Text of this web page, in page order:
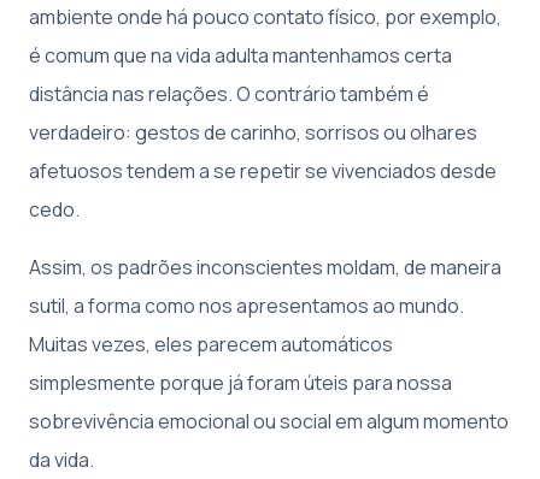
ambiente onde há pouco contato físico, por exemplo,
é comum que na vida adulta mantenhamos certa
distância nas relações. O contrário também é
verdadeiro: gestos de carinho, sorrisos ou olhares
afetuosos tendem a se repetir se vivenciados desde
cedo.
Assim, os padrões inconscientes moldam, de maneira
sutil, a forma como nos apresentamos ao mundo.
Muitas vezes, eles parecem automáticos
simplesmente porque já foram úteis para nossa
sobrevivência emocional ou social em algum momento
da vida.